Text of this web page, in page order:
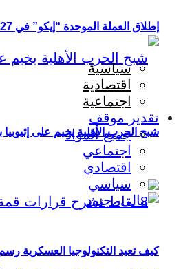
شبح الحرب الأهلية يخيم على إثيوبيا
إطلاق العملة الموحدة “إيكو” في 2027.. “إيكواس” تمضي قدمًا دون انتظار
سياسية
اقتصادية
اجتماعية
تقدير موقف
جميع المواد
اجتماعي
اقتصادي
سياسي
كيف تعيد التكنولوجيا العسكرية